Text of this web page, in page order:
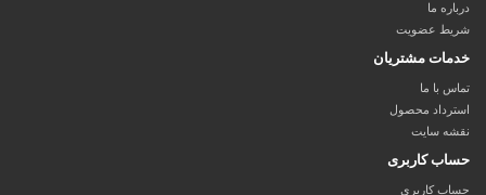
درباره ما
شریط عضویت
خدمات مشتریان
تماس با ما
استرداد محصول
نقشه سایت
حساب کاربری
حساب کاربری